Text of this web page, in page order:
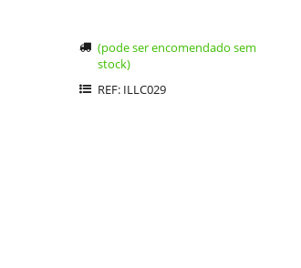
(pode ser encomendado sem
stock)
REF: ILLC029